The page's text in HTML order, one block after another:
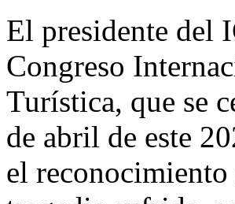
El presidente del
Congreso
Turística, que se
de abril de este
el